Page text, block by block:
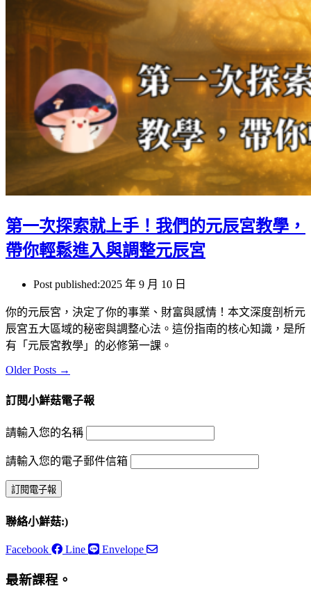
第一次探索就上手！我們的元辰宮教學，
帶你輕鬆進入與調整元辰宮
Post published:2025 年 9 月 10 日
你的元辰宮，決定了你的事業、財富與感情！本文深度剖析元
辰宮五大區域的秘密與調整心法。這份指南的核心知識，是所
有「元辰宮教學」的必修第一課。
Older Posts →
訂閱小鮮菇電子報
請輸入您的名稱
請輸入您的電子郵件信箱
聯絡小鮮菇:)
Facebook Line Envelope
最新課程。